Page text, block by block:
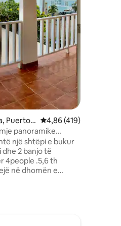
vlerësime
Puerto R Vlerësimi mesatar
4,86 (419)
panoramike
një shtëpi e bukur
2 banjo të
4people .5,6 th
në dhomën e
kushtet ju lutem).
gjirit Ensenada